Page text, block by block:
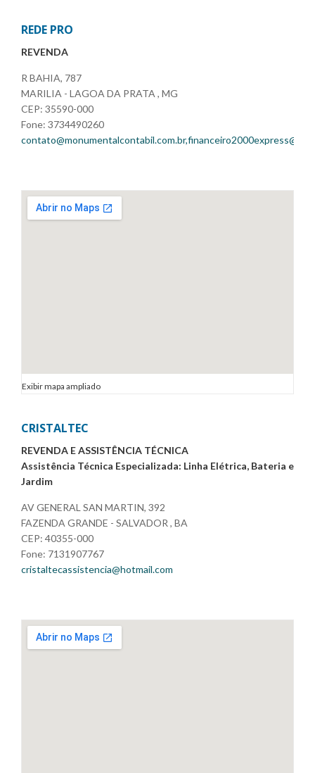
REDE PRO
REVENDA
R BAHIA, 787
MARILIA - LAGOA DA PRATA , MG
CEP: 35590-000
Fone: 3734490260
Exibir mapa ampliado
CRISTALTEC
REVENDA E ASSISTÊNCIA TÉCNICA
Assistência Técnica Especializada: Linha Elétrica, Bateria e
Jardim
AV GENERAL SAN MARTIN, 392
FAZENDA GRANDE - SALVADOR , BA
CEP: 40355-000
Fone: 7131907767
cristaltecassistencia@hotmail.com